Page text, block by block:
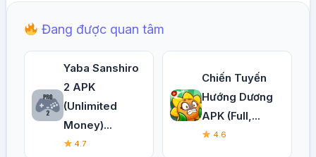
Đang được quan tâm
Yaba Sanshiro
2 APK
(Unlimited
Money)...
4.7
Chiến Tuyến
Hướng Dương
APK (Full,...
4.6